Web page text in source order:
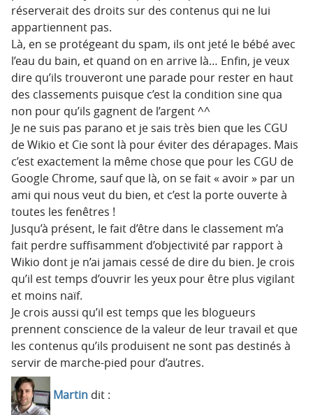
réserverait des droits sur des contenus qui ne lui
appartiennent pas.
Là, en se protégeant du spam, ils ont jeté le bébé avec
l’eau du bain, et quand on en arrive là… Enfin, je veux
dire qu’ils trouveront une parade pour rester en haut
des classements puisque c’est la condition sine qua
non pour qu’ils gagnent de l’argent ^^
Je ne suis pas parano et je sais très bien que les CGU
de Wikio et Cie sont là pour éviter des dérapages. Mais
c’est exactement la même chose que pour les CGU de
Google Chrome, sauf que là, on se fait « avoir » par un
ami qui nous veut du bien, et c’est la porte ouverte à
toutes les fenêtres !
Jusqu’à présent, le fait d’être dans le classement m’a
fait perdre suffisamment d’objectivité par rapport à
Wikio dont je n’ai jamais cessé de dire du bien. Je crois
qu’il est temps d’ouvrir les yeux pour être plus vigilant
et moins naïf.
Je crois aussi qu’il est temps que les blogueurs
prennent conscience de la valeur de leur travail et que
les contenus qu’ils produisent ne sont pas destinés à
servir de marche-pied pour d’autres.
Martin dit :